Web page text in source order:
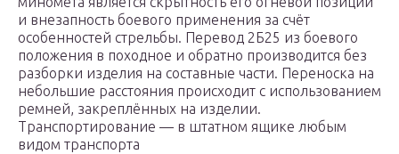
и внезапность боевого применения за счёт
особенностей стрельбы. Перевод 2Б25 из боевого
положения в походное и обратно производится без
разборки изделия на составные части. Переноска на
небольшие расстояния происходит с использованием
ремней, закреплённых на изделии.
Транспортирование — в штатном ящике любым
видом транспорта